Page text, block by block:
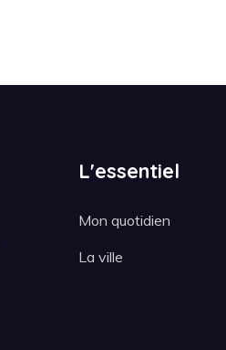
L'essentiel
Mon quotidien
La ville